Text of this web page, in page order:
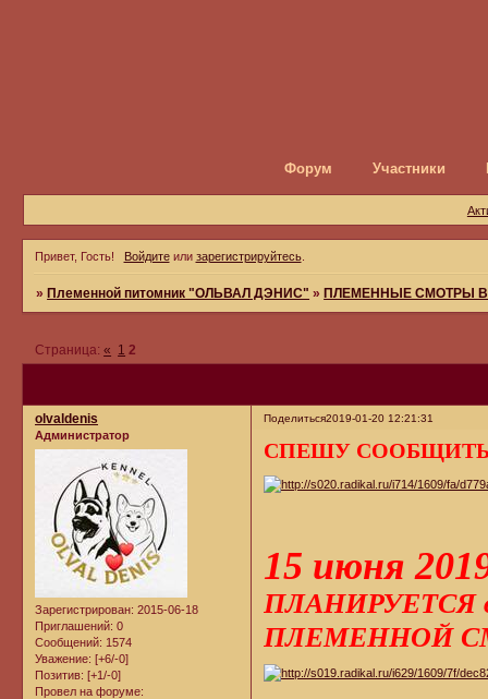
Форум Участники
Привет, Гость! Войдитеили зарегистрируйтесь.
» Племенной питомник "ОЛЬВАЛ ДЭНИС" » ПЛЕМЕННЫЕ СМОТРЫ
Страница:« 1 2
Поделиться2019-01-20 12:21:31
olvaldenis
Администратор
Зарегистрирован: 2015-06-18
Приглашений: 0
Сообщений: 1574
Уважение: [+6/-0]
Позитив: [+1/-0]
Провел на форуме:
СПЕШУ
15 июня
ПЛАНИРУЕТСЯ
ПЛЕМЕННОЙ